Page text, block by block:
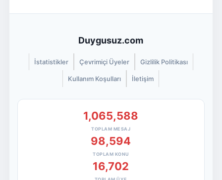
Duygusuz.com
İstatistikler Çevrimiçi Üyeler Gizlilik Politikası
Kullanım Koşulları İletişim
1,065,588
TOPLAM MESAJ
98,594
TOPLAM KONU
16,702